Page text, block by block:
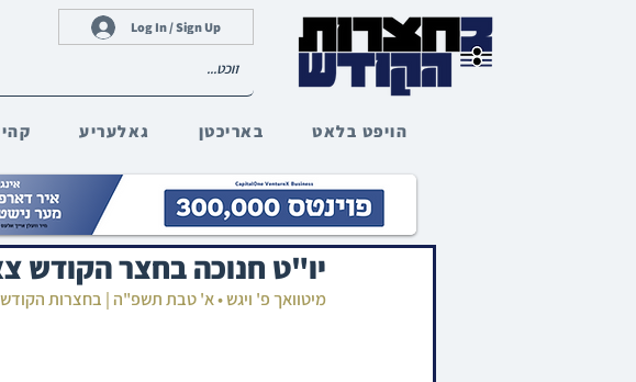
הויפט בלאט באריכטן גאלעריע
Log In / Sign Up
יו"ט חנוכה בחצר הקודש
מיטוואך פ' ויגש • א' טבת תשפ"ה | בחצרות הקודש